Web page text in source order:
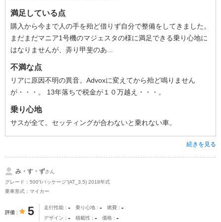
満足している点
購入から今まで人の手を殆ど借りず自分で整備をしてきました。
まだまだマニア1号機のマジェスタの様に満足できる乗り心地に
はなりませんが、弄り甲斐のあ...
不満な点
リアに原因不明の異音。Advoxに変えてから殆ど鳴りません
が・・・。 13年落ちで税金が１０万越え・・・。
乗り心地
サスが全て。セッティングが合わないと乗れない車。
続きを見る
み・す・ずさん
グレード：500“Iパッケージ”(AT_3.5) 2018年式
乗車形式：マイカー
評価 5 走行性能 - 乗り心地 - 燃費 -
デザイン - 積載性 - 価格 -